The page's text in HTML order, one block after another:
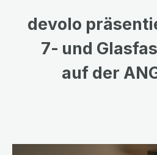
devolo
7‑ und
auf der